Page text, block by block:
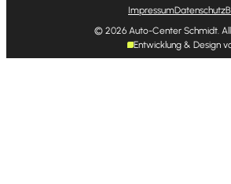
ImpressumDatenschutz
© 2026 Auto-Center Schmidt.
Entwicklung & Design